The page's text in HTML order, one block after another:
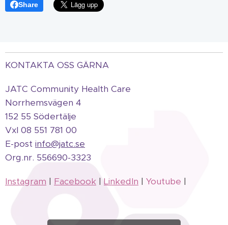
Share
KONTAKTA OSS GÄRNA
JATC Community Health Care
Norrhemsvägen 4
152 55 Södertälje
Vxl 08 551 781 00
E-post info@jatc.se
Org.nr. 556690-3323
Instagram | Facebook | LinkedIn | Youtube |